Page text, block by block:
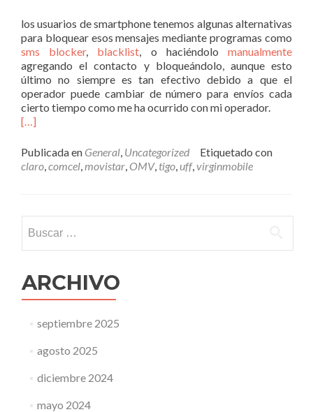
los usuarios de smartphone tenemos algunas alternativas
para bloquear esos mensajes mediante programas como
sms blocker, blacklist, o haciéndolomanualmente
agregando el contacto y bloqueándolo, aunque esto
último no siempre es tan efectivo debido a que el
operador puede cambiar de número para envíos cada
cierto tiempo como me ha ocurrido con mi operador.
[…]
Publicada en General, Uncategorized
Etiquetado con
claro,comcel,movistar, OMV, tigo,uff,virginmobile
ARCHIVO
septiembre 2025
agosto 2025
diciembre 2024
mayo 2024